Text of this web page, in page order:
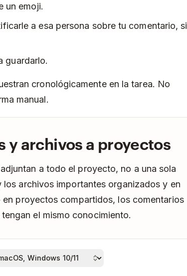
un emoji.
a esa persona sobre tu comentario, si
guardarlo.
cronológicamente en la tarea. No
manual.
y archivos a proyectos
a todo el proyecto, no a una sola
archivos importantes organizados y en
en proyectos compartidos, los comentarios
el mismo conocimiento.